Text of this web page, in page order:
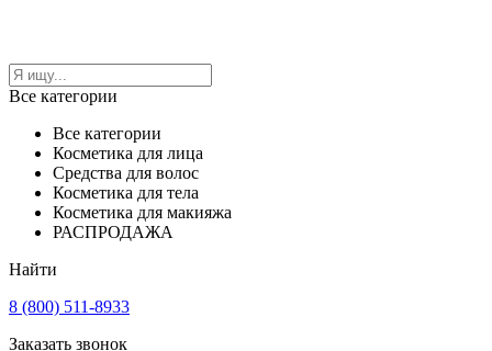
Все категории
Все категории
Косметика для лица
Средства для волос
Косметика для тела
Косметика для макияжа
РАСПРОДАЖА
Найти
8 (800) 511-8933
Заказать звонок